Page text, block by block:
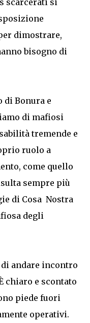
scarcerati si
dimostrare,
bisogno di
di Bonura e
di mafiosi
tremende e
ruolo a
come quello
sempre più
di Cosa Nostra
degli
andare incontro
chiaro e scontato
piede fuori
operativi.